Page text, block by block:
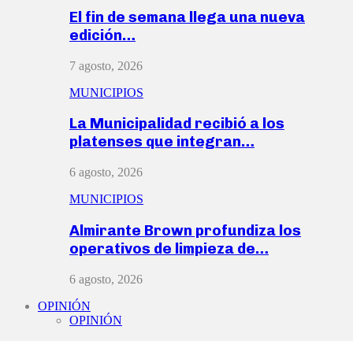
El fin de semana llega una nueva
edición…
7 agosto, 2026
MUNICIPIOS
La Municipalidad recibió a los
platenses que integran…
6 agosto, 2026
MUNICIPIOS
Almirante Brown profundiza los
operativos de limpieza de…
6 agosto, 2026
OPINIÓN
OPINIÓN